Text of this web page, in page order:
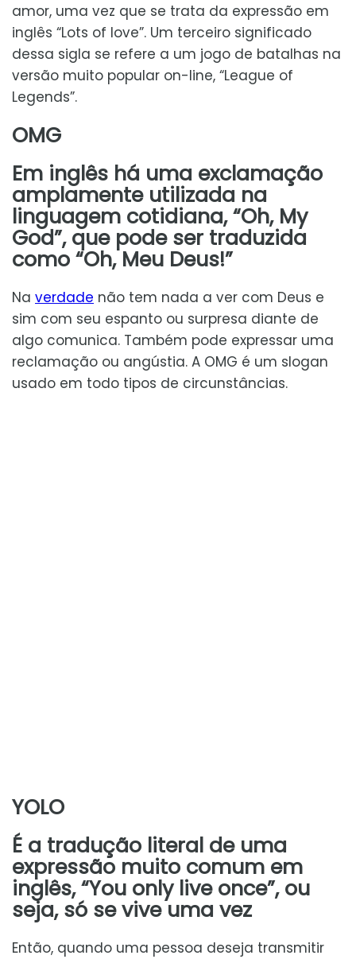
amor, uma vez que se trata da expressão em
inglês “Lots of love”. Um terceiro significado
dessa sigla se refere a um jogo de batalhas na
versão muito popular on-line, “League of
Legends”.
OMG
Em inglês há uma exclamação
amplamente utilizada na
linguagem cotidiana, “Oh, My
God”, que pode ser traduzida
como “Oh, Meu Deus!”
Na verdade não tem nada a ver com Deus e
sim com seu espanto ou surpresa diante de
algo comunica. Também pode expressar uma
reclamação ou angústia. A OMG é um slogan
usado em todo tipos de circunstâncias.
YOLO
É a tradução literal de uma
expressão muito comum em
inglês, “You only live once”, ou
seja, só se vive uma vez
Então, quando uma pessoa deseja transmitir